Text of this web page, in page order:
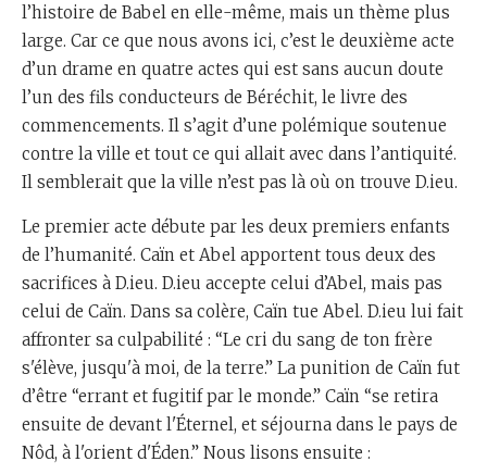
l’histoire de Babel en elle-même, mais un thème plus
large. Car ce que nous avons ici, c’est le deuxième acte
d’un drame en quatre actes qui est sans aucun doute
l’un des fils conducteurs de Béréchit, le livre des
commencements. Il s’agit d’une polémique soutenue
contre la ville et tout ce qui allait avec dans l’antiquité.
Il semblerait que la ville n’est pas là où on trouve D.ieu.
Le premier acte débute par les deux premiers enfants
de l’humanité. Caïn et Abel apportent tous deux des
sacrifices à D.ieu. D.ieu accepte celui d’Abel, mais pas
celui de Caïn. Dans sa colère, Caïn tue Abel. D.ieu lui fait
affronter sa culpabilité : “Le cri du sang de ton frère
s'élève, jusqu'à moi, de la terre.” La punition de Caïn fut
d’être “errant et fugitif par le monde.” Caïn “se retira
ensuite de devant l'Éternel, et séjourna dans le pays de
Nôd, à l'orient d'Éden.” Nous lisons ensuite :